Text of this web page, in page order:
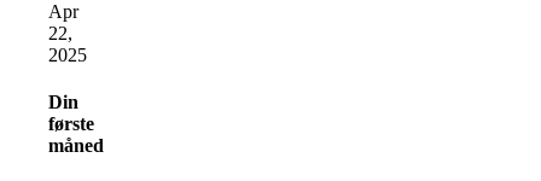
Apr
22,
2025
Din
første
måned